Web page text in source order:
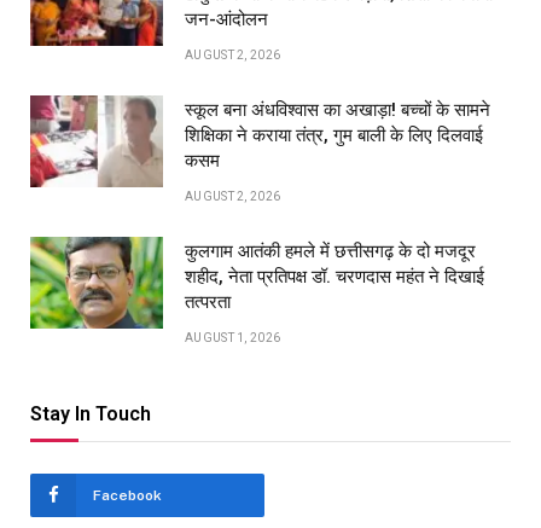
जन-आंदोलन
AUGUST 2, 2026
स्कूल बना अंधविश्वास का अखाड़ा! बच्चों के सामने
शिक्षिका ने कराया तंत्र, गुम बाली के लिए दिलवाई
कसम
AUGUST 2, 2026
कुलगाम आतंकी हमले में छत्तीसगढ़ के दो मजदूर
शहीद, नेता प्रतिपक्ष डॉ. चरणदास महंत ने दिखाई
तत्परता
AUGUST 1, 2026
Stay In Touch
Facebook